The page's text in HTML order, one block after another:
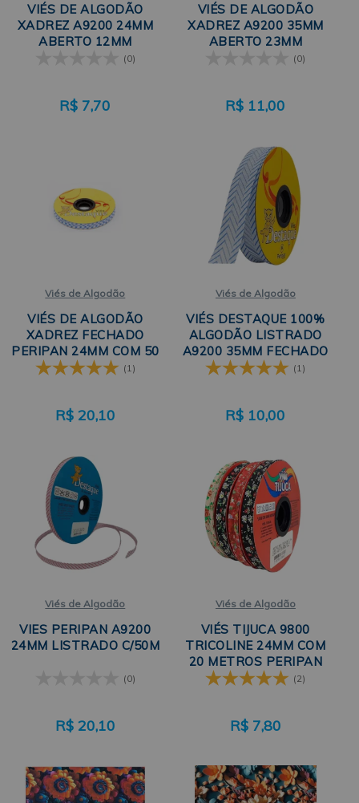
VIÉS DE ALGODÃO
XADREZ A9200 24MM
ABERTO 12MM
FECHADO COM 20M
(0)
R$ 7,70
VIÉS DE ALGODÃO
XADREZ A9200 35MM
ABERTO 23MM
FECHADO C/ 20
(0)
R$ 11,00
Viés de Algodão
VIÉS DE ALGODÃO
XADREZ FECHADO
PERIPAN 24MM COM 50
METROS A9200
(1)
R$ 20,10
Viés de Algodão
VIÉS DESTAQUE 100%
ALGODÃO LISTRADO
A9200 35MM FECHADO
C/20 METROS PERIPAN
(1)
R$ 10,00
Viés de Algodão
VIES PERIPAN A9200
24MM LISTRADO C/50M
(0)
R$ 20,10
Viés de Algodão
VIÉS TIJUCA 9800
TRICOLINE 24MM COM
20 METROS PERIPAN
(2)
R$ 7,80